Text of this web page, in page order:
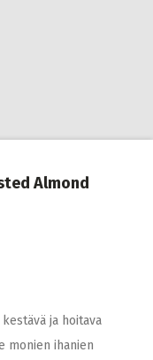
Almond
ja hoitava
monien ihanien